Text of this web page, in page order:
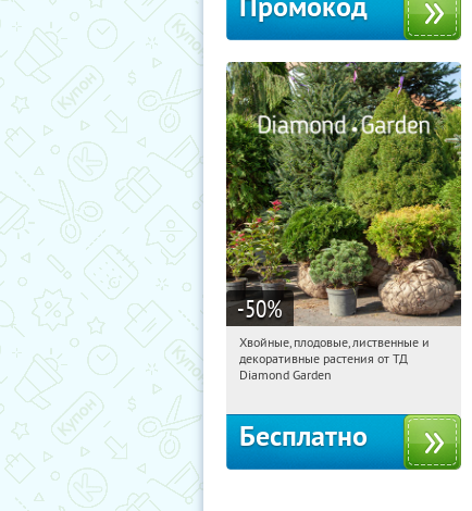
-50%
08:41:54 Получили:
Выставочная
Хвойные, плодовые, лиственные и
декоративные растения от ТД
Diamond Garden
Бесплатно